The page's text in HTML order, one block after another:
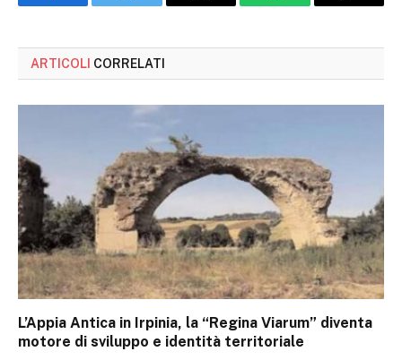
Facebook Twitter Email WhatsApp Copy
ARTICOLI CORRELATI
L’Appia Antica in Irpinia, la “Regina Viarum” diventa
motore di sviluppo e identità territoriale